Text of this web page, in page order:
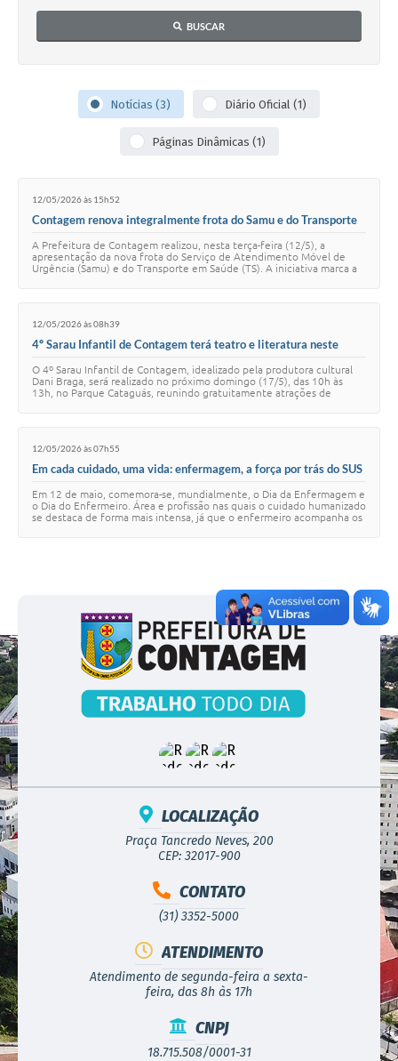
BUSCAR
Notícias (3) Diário Oficial (1)
Páginas Dinâmicas (1)
12/05/2026 às 15h52
Contagem renova integralmente frota do Samu e do Transporte
A Prefeitura de Contagem realizou, nesta terça-feira (12/5), a
apresentação da nova frota do Serviço de Atendimento Móvel de
Urgência (Samu) e do Transporte em Saúde (TS). A iniciativa marca a
12/05/2026 às 08h39
4º Sarau Infantil de Contagem terá teatro e literatura neste
O 4º Sarau Infantil de Contagem, idealizado pela produtora cultural
Dani Braga, será realizado no próximo domingo (17/5), das 10h às
13h, no Parque Cataguás, reunindo gratuitamente atrações de
12/05/2026 às 07h55
Em cada cuidado, uma vida: enfermagem, a força por trás do SUS
Em 12 de maio, comemora-se, mundialmente, o Dia da Enfermagem e
o Dia do Enfermeiro. Área e profissão nas quais o cuidado humanizado
se destaca de forma mais intensa, já que o enfermeiro acompanha os
LOCALIZAÇÃO
Praça Tancredo Neves, 200
CEP: 32017-900
CONTATO
(31) 3352-5000
ATENDIMENTO
Atendimento de segunda-feira a sexta-
feira, das 8h às 17h
CNPJ
18.715.508/0001-31